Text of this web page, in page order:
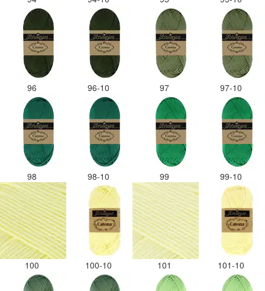
96 96-10 97 97-10
98 98-10 99 99-10
100 100-10 101 101-10